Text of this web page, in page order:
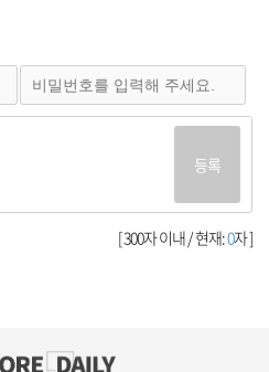
등록
[ 300자 이내 / 현재:0자 ]